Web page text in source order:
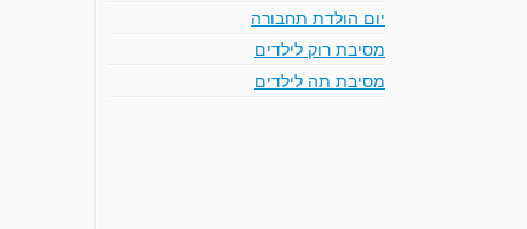
יום הולדת תחבורה
מסיבת רוק לילדים
מסיבת תה לילדים